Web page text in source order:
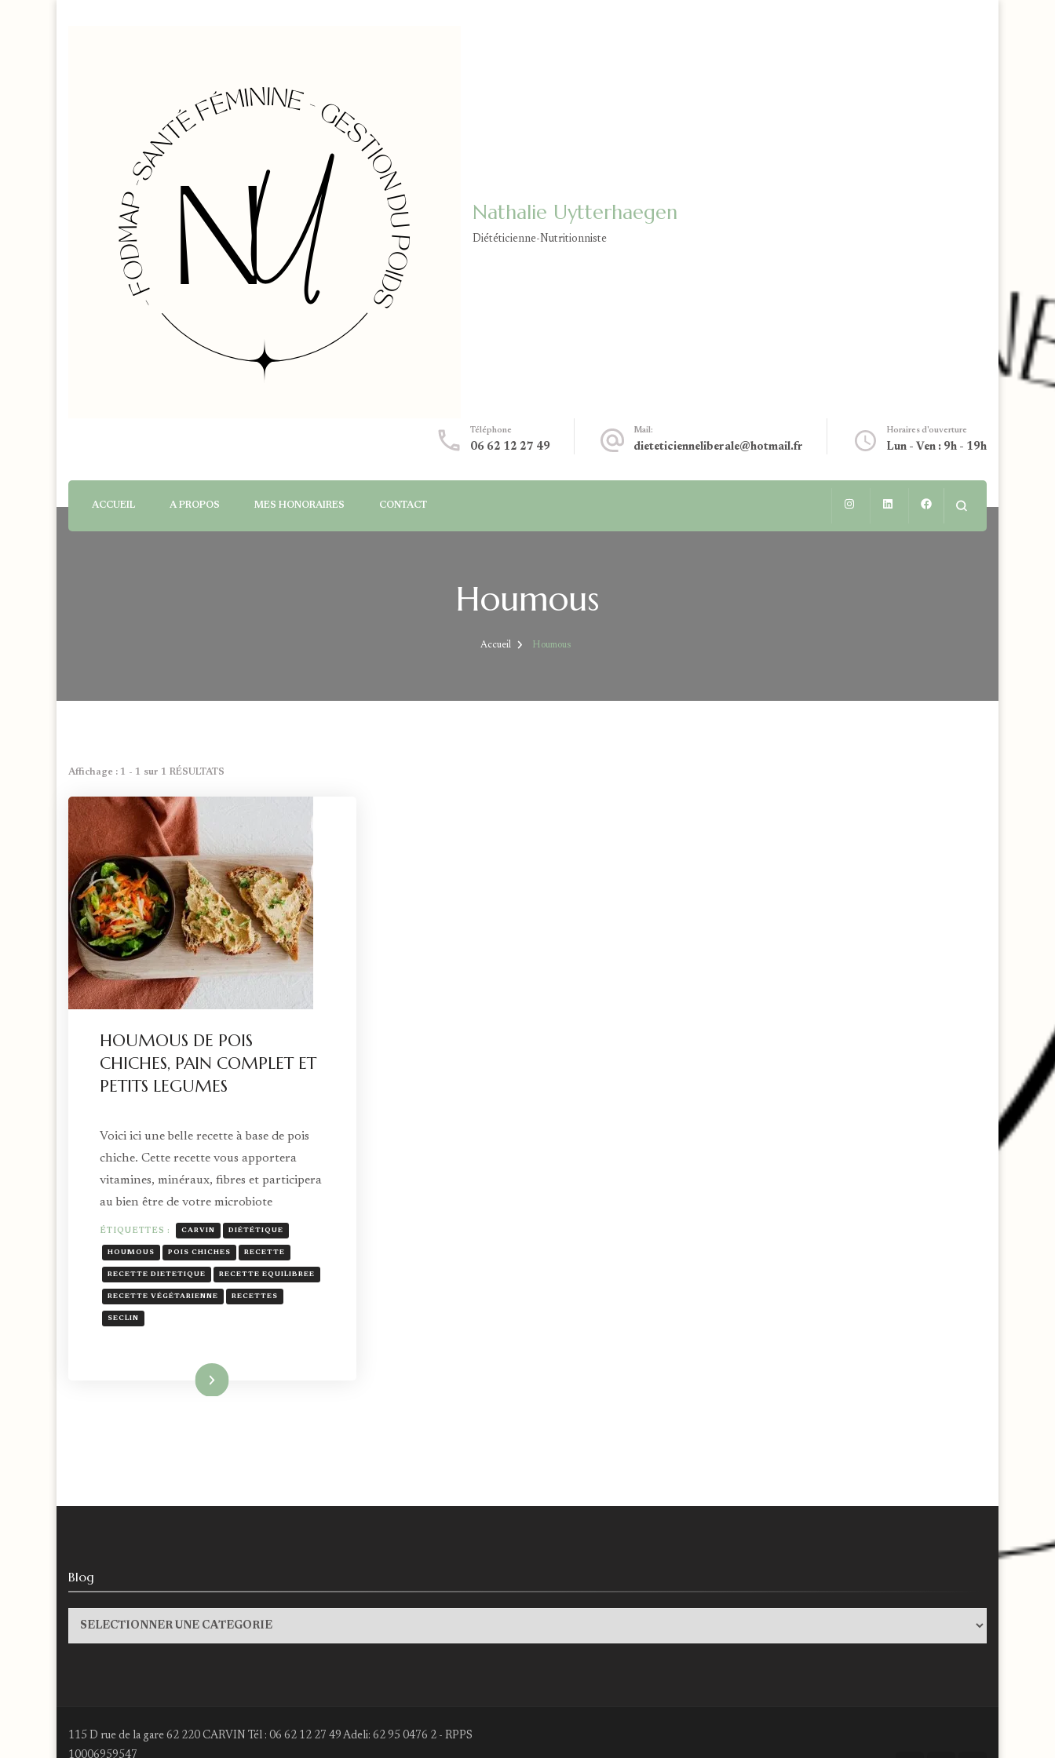
Nathalie Uytterhaegen
Diététicienne-Nutritionniste
Téléphone
06 62 12 27 49
Mail:
dieteticienneliberale@hotmail.fr
Horaires d'ouverture
Lun - Ven : 9h - 19h
ACCUEIL A PROPOS MES HONORAIRES CONTACT
Houmous
Accueil Houmous
Affichage : 1 - 1 sur 1 RÉSULTATS
HOUMOUS DE POIS
CHICHES, PAIN COMPLET ET
PETITS LEGUMES
Voici ici une belle recette à base de pois
chiche. Cette recette vous apportera
vitamines, minéraux, fibres et participera
au bien être de votre microbiote
ÉTIQUETTES : CARVIN DIÉTÉTIQUE
HOUMOUS POIS CHICHES RECETTE
RECETTE DIETETIQUE RECETTE EQUILIBREE
RECETTE VÉGÉTARIENNE RECETTES
SECLIN
Lire la suite
Blog
Blog
115 D rue de la gare 62 220 CARVIN Tél : 06 62 12 27 49 Adeli: 62 95 0476 2 - RPPS
10006959547